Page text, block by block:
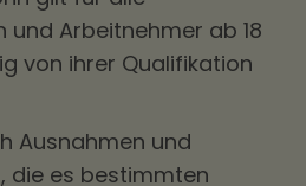
und Arbeitnehmer ab 18
von ihrer Qualifikation
Ausnahmen und
die es bestimmten